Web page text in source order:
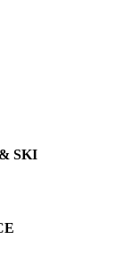
SKI
Boards